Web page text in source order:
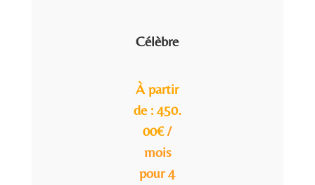
Célèbre
À partir
de : 450.
00€ /
mois
pour 4